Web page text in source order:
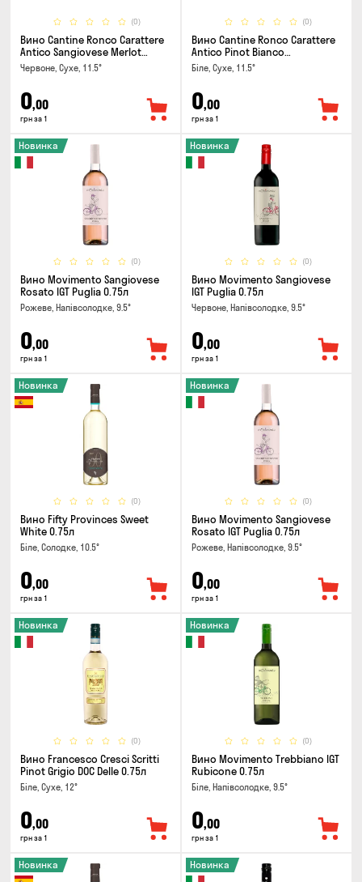
(0)
Вино Cantine Ronco Carattere
Antico Sangiovese Merlot
Rubicone IGT 0.25л
Червоне, Сухе, 11.5°
0,00
грн за 1
(0)
Вино Cantine Ronco Carattere
Antico Pinot Bianco
Chardonnay Rubicone IGT 0.25л
Біле, Сухе, 11.5°
0,00
грн за 1
(0)
Новинка
Вино Movimento Sangiovese
Rosato IGT Puglia 0.75л
Рожеве, Напівсолодке, 9.5°
0,00
грн за 1
(0)
Новинка
Вино Movimento Sangiovese
IGT Puglia 0.75л
Червоне, Напівсолодке, 9.5°
0,00
грн за 1
(0)
Новинка
Вино Fifty Provinces Sweet
White 0.75л
Біле, Солодке, 10.5°
0,00
грн за 1
(0)
Новинка
Вино Movimento Sangiovese
Rosato IGT Puglia 0.75л
Рожеве, Напівсолодке, 9.5°
0,00
грн за 1
(0)
Новинка
Вино Francesco Cresci Scritti
Pinot Grigio DOC Delle 0.75л
Біле, Сухе, 12°
0,00
грн за 1
(0)
Новинка
Вино Movimento Trebbiano IGT
Rubicone 0.75л
Біле, Напівсолодке, 9.5°
0,00
грн за 1
Новинка Новинка